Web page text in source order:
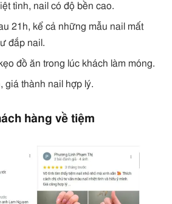
tình, nail có độ bền cao.
21h, kể cả những mẫu nail mất
đắp nail.
đồ ăn trong lúc khách làm móng.
giá thành nail hợp lý.
hàng về tiệm